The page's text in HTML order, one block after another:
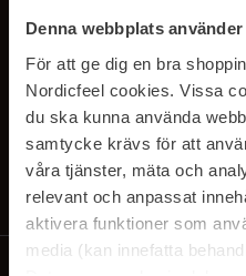
Denna webbplats
För att ge dig en bra
Nordicfeel cookies. Vissa
du ska kunna använda
samtycke krävs för att
våra tjänster, mäta och
relevant och anpassat
aktivera funktioner som
media (kan innefatta
PRENUMERERA
NYHETSBREV
E-postadress
Genom att prenumerera